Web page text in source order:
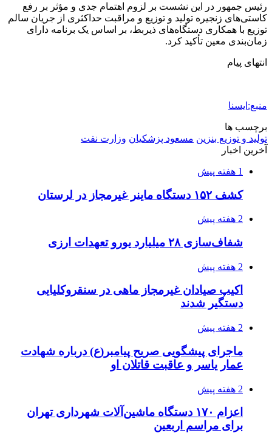
رئیس جمهور در این نشست بر لزوم اهتمام جدی و مؤثر بر رفع
کاستی‌های زنجیره تولید و توزیع و مراقبت حداکثری از جریان سالم
توزیع با همکاری دستگاه‌های ذیربط، بر اساس یک برنامه دارای
زمان‌بندی معین تأکید کرد.
انتهای پیام
منبع:ایسنا
برچسب ها
تولید و توزیع بنزین مسعود پزشکیان وزارت نفت
آخرین اخبار
1 هفته پیش
کشف ۱۵۲ دستگاه ماینر غیرمجاز در لرستان
2 هفته پیش
شفاف‌سازی ۲۸ میلیارد یورو تعهدات ارزی
2 هفته پیش
اکیپ صیادان غیرمجاز ماهی در سنقروکلیایی
دستگیر شدند
2 هفته پیش
ماجرای پیشگویی صریح پیامبر(ع) درباره شهادت
عمار یاسر و عاقبت قاتلان او
2 هفته پیش
اعزام ۱۷۰ دستگاه ماشین‌آلات شهرداری تهران
برای مراسم اربعین